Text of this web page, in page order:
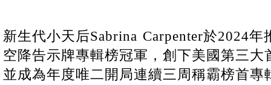
新生代小天后Sabrina Carpenter於2024
空降告示牌專輯榜冠軍，創下美國第三
並成為年度唯二開局連續三周稱霸榜首專